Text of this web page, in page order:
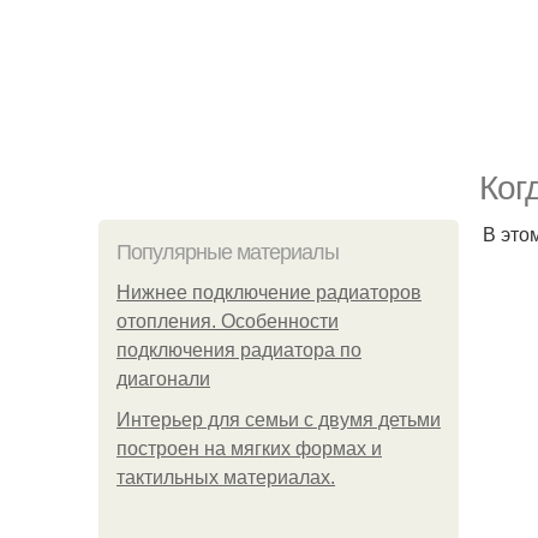
Популярные материалы
Нижнее подключение радиаторов
отопления. Особенности
подключения радиатора по
диагонали
Интерьер для семьи с двумя детьми
построен на мягких формах и
тактильных материалах.
В